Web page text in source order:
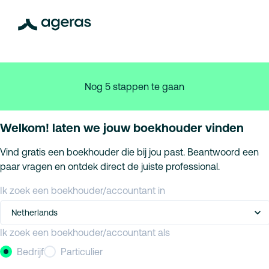
Nog 5 stappen te gaan
Welkom! laten we jouw boekhouder vinden
Vind gratis een boekhouder die bij jou past. Beantwoord een
paar vragen en ontdek direct de juiste professional.
Ik zoek een boekhouder/accountant in
Netherlands
Ik zoek een boekhouder/accountant als
Bedrijf
Particulier